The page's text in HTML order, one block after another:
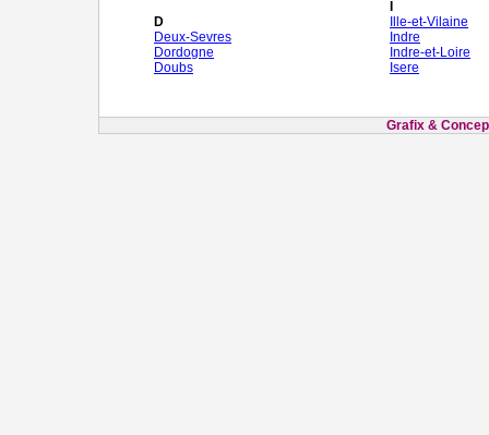
D
Deux-Sevres
Dordogne
Doubs
Ille-et-Vilaine
Indre
Indre-et-Loire
Isere
Grafix &